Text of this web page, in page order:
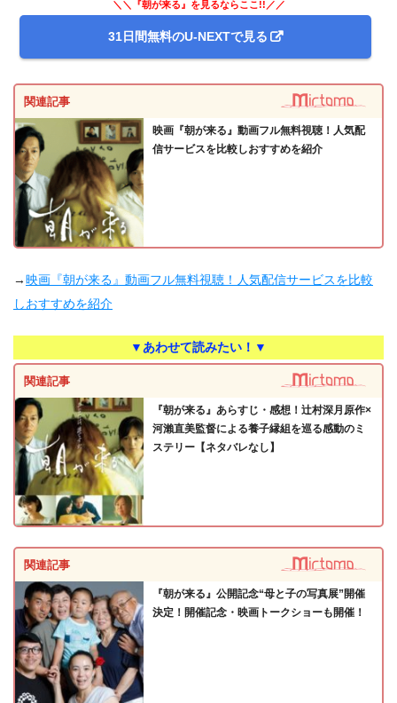
＼＼『朝が来る』を見るならここ!!／／
31日間無料のU-NEXTで見る
関連記事
映画『朝が来る』動画フル無料視聴！人気配
信サービスを比較しおすすめを紹介
→映画『朝が来る』動画フル無料視聴！人気配信サービスを比較
しおすすめを紹介
▼あわせて読みたい！▼
関連記事
『朝が来る』あらすじ・感想！辻村深月原作×
河瀨直美監督による養子縁組を巡る感動のミ
ステリー【ネタバレなし】
関連記事
『朝が来る』公開記念“母と子の写真展”開催
決定！開催記念・映画トークショーも開催！